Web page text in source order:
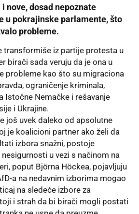
nove, dosad nepoznate
u pokrajinske parlamente, što
probleme.
transformiše iz partije protesta u
birači sada veruju da je ona u
probleme kao što su migraciona
ograničenje kriminala,
Istočne Nemačke i rešavanje
i Ukrajine.
još uvek daleko od apsolutne
je koalicioni partner ako želi da
izbora snažni, postoje
u vezi s načinom na
poput Björna Höckea, pojavljuju
a na nedavnim izborima mogao
na sledeće izbore za
i strah da bi birači mogli postati